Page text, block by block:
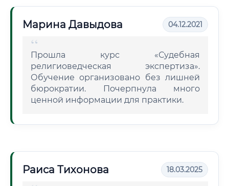
Марина Давыдова 04.12.2021
Прошла курс «Судебная
религиоведческая экспертиза».
Обучение организовано без лишней
бюрократии. Почерпнула много
ценной информации для практики.
Раиса Тихонова 18.03.2025